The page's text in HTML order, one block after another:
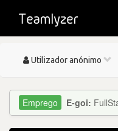
Toggle
Utilizador anónimo
E-goi: